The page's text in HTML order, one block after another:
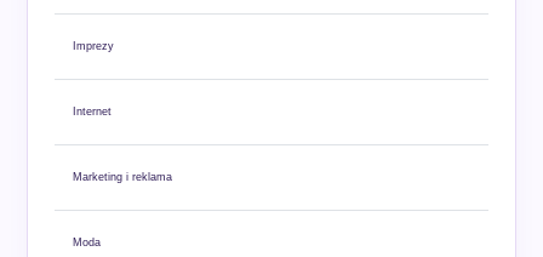
Imprezy
Internet
Marketing i reklama
Moda